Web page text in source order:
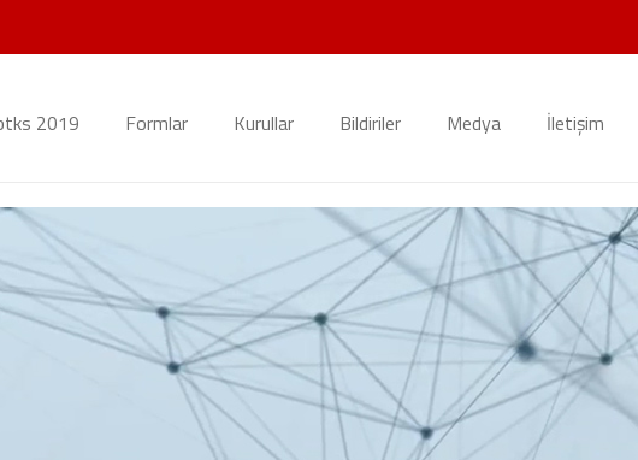
2019 Formlar Kurullar Bildiriler Medya İletişim